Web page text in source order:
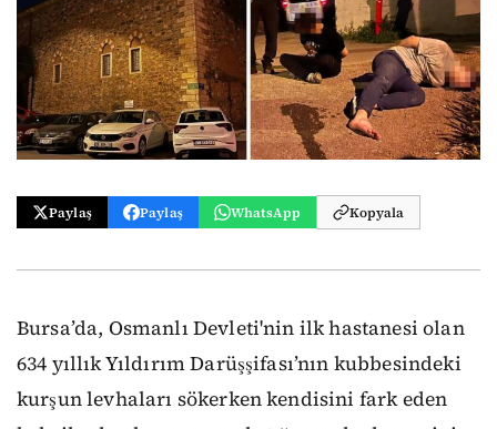
Paylaş Paylaş WhatsApp Kopyala
Bursa’da, Osmanlı Devleti'nin ilk hastanesi olan
634 yıllık Yıldırım Darüşşifası’nın kubbesindeki
kurşun levhaları sökerken kendisini fark eden